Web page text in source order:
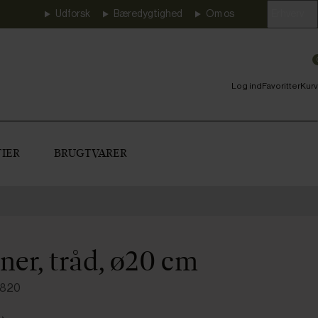
Udforsk Bæredygtighed Om os
Log indFavoritterKurv
BRUGTVARER
tråd, ø20 cm